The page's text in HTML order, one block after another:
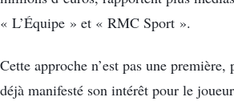
« L’Équipe » et « RMC Sport ».
Cette approche n’est pas une
déjà manifesté son intérêt pour le